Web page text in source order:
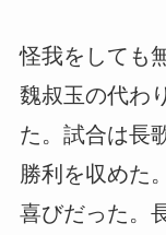
怪我をしても
魏叔玉の代わ
た。試合は長
勝利を収めた
喜びだった。